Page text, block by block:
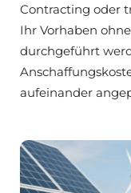
Contracting oder
Ihr Vorhaben
durchgeführt
aufeinander